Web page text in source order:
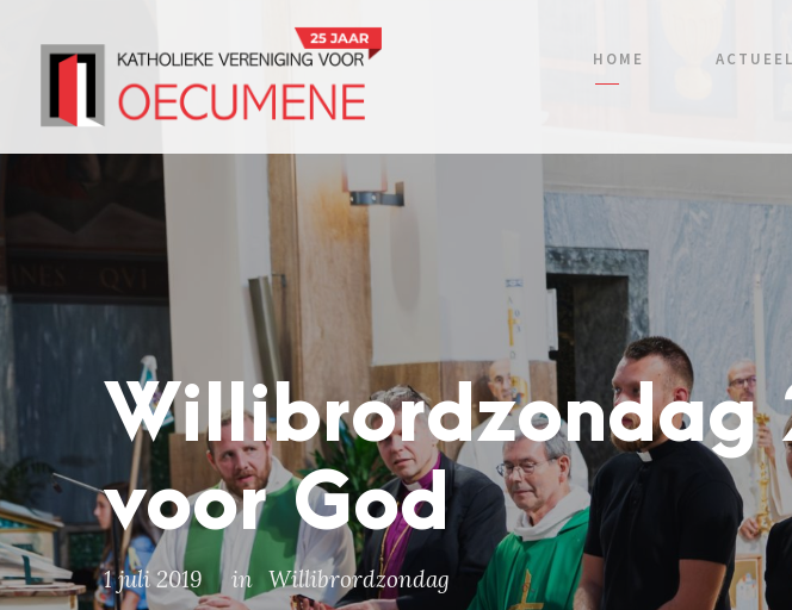
HOME ACTUEEL
Willibrordzondag
voor God
1 juli 2019 in Willibrordzondag